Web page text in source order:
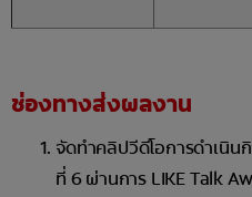
ช่องทางส่งผลงาน
จัดทำคลิปวีดีโอการดำเนิ
ที่ 6 ผ่านการ LIKE Talk